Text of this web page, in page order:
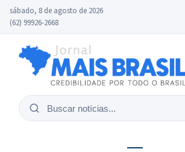
sábado, 8 de agosto de 2026
(62) 99926-2668
Buscar